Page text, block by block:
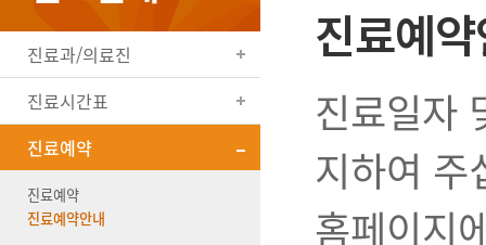
진료과/의료진
진료시간표
진료예약
진료예약
진료예약안내
진료예
진료일자
지하여 주
홈페이지